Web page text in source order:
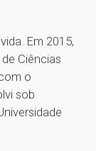
Em 2015,
Ciências
o
sob